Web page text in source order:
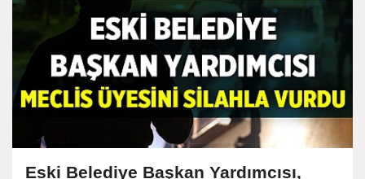
Eski Belediye Başkan Yardımcısı,